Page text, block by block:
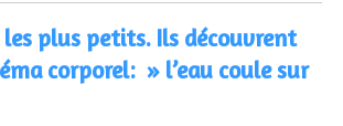
les plus petits. Ils découvrent
corporel: » l’eau coule sur